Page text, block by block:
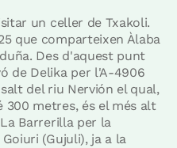
un celler de Txakoli.
que comparteixen Àlaba
Des d'aquest punt
de Delika per l'A-4906
del riu Nervión el qual,
300 metres, és el més alt
Barrerilla per la
(Gujuli), ja a la